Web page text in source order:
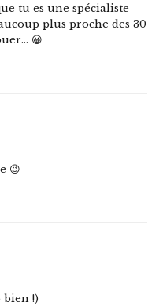
tu es une spécialiste
plus proche des 30
😀
😉
bien !)